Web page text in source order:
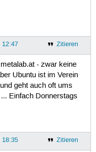
Zitieren
12:47
- zwar keine
Ubuntu ist im Verein
geht auch oft ums
Einfach Donnerstags
Zitieren
18:35